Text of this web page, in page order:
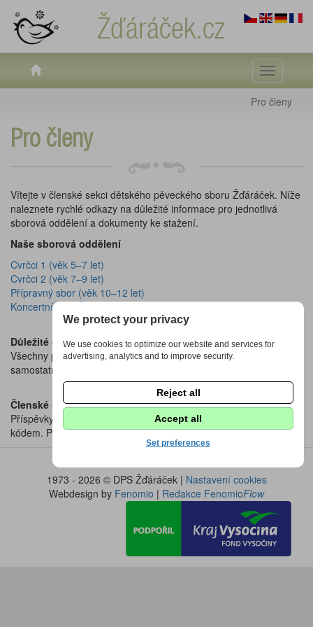
Žďáráček.cz
Toggle
Pro členy
Pro členy
Vítejte v členské sekci dětského pěveckého sboru Žďáráček. Níže
naleznete rychlé odkazy na důležité informace pro jednotlivá
sborová oddělení a dokumenty ke stažení.
Naše sborová oddělení
Cvrčci 1 (věk 5–7 let)
Cvrčci 2 (věk 7–9 let)
Přípravný sbor (věk 10–12 let)
Koncertní sbor Žďáráček (od 12 let)
Důležité dokumenty
Všechny potřebné formuláře, přihlášky a stanovy naleznete v
samostatné sekci
Členské příspěvky
Příspěvky na školní rok se hradí bankovním převodem nebo QR
kódem. Přesné pokyny a podklady k platbě najdetezde.
1973 - 2026 © DPS Žďáráček | Nastavení cookies
Webdesign by Fenomio | Redakce FenomioFlow
We protect your privacy
We use cookies to optimize our website and services for
advertising, analytics and to improve security.
Reject all
Accept all
Set preferences